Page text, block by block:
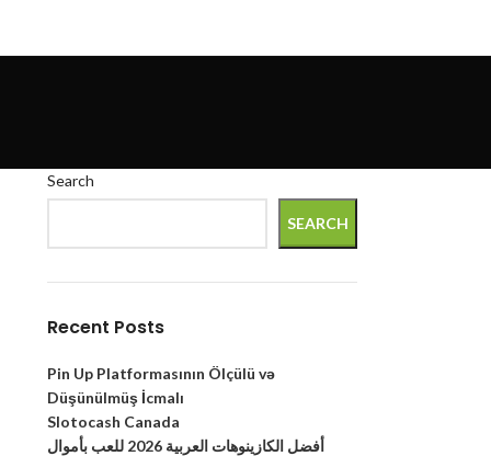
Search
SEARCH
Recent Posts
Pin Up Platformasının Ölçülü və
Düşünülmüş İcmalı
Slotocash Canada
أفضل الكازينوهات العربية 2026 للعب بأموال